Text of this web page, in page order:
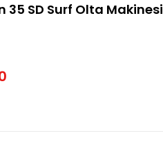
35 SD Surf Olta Makinesi